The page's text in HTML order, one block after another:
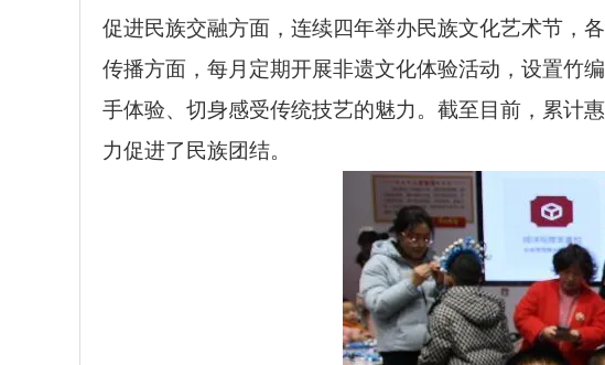
促进民族交融方面，连续四年举办民族文化艺术节，
传播方面，每月定期开展非遗文化体验活动，设置竹
手体验、切身感受传统技艺的魅力。截至目前，累计
力促进了民族团结。